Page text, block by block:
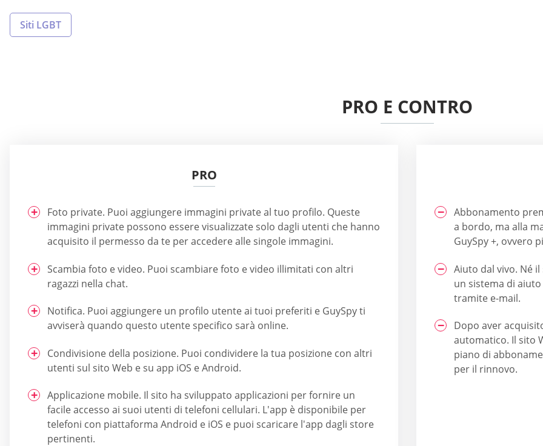
Siti LGBT
PRO E CONTRO
PRO
Foto private. Puoi aggiungere immagini private al tuo profilo. Queste
immagini private possono essere visualizzate solo dagli utenti che hanno
acquisito il permesso da te per accedere alle singole immagini.
Scambia foto e video. Puoi scambiare foto e video illimitati con altri
ragazzi nella chat.
Notifica. Puoi aggiungere un profilo utente ai tuoi preferiti e GuySpy ti
avviserà quando questo utente specifico sarà online.
Condivisione della posizione. Puoi condividere la tua posizione con altri
utenti sul sito Web e su app iOS e Android.
Applicazione mobile. Il sito ha sviluppato applicazioni per fornire un
facile accesso ai suoi utenti di telefoni cellulari. L'app è disponibile per
telefoni con piattaforma Android e iOS e puoi scaricare l'app dagli store
pertinenti.
Abbonamento
a bordo, ma alla
GuySpy +, ovvero
Aiuto dal vivo. Né
un sistema di
tramite e-mail.
Dopo aver
automatico. Il sito
piano di
per il rinnovo.